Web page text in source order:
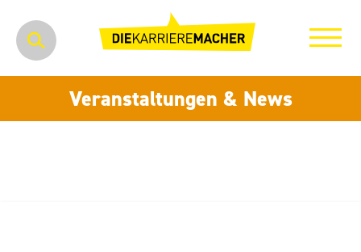
Veranstaltungen & News